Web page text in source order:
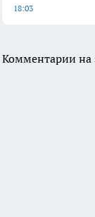
18:03
Комментарии на